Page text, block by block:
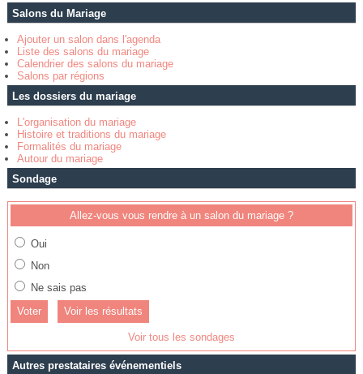
Salons du Mariage
Ajouter un salon dans l'agenda
Liste des salons du mariage
Calendrier des salons du mariage
Salons par régions
Les dossiers du mariage
L'organisation du mariage
Histoire et traditions du mariage
Formalités du mariage
Autour du mariage
Sondage
Allez-vous vous rendre à un salon du mariage ?
Oui
Non
Ne sais pas
Voir les résultats
Voir tous les sondages
Autres prestataires événementiels